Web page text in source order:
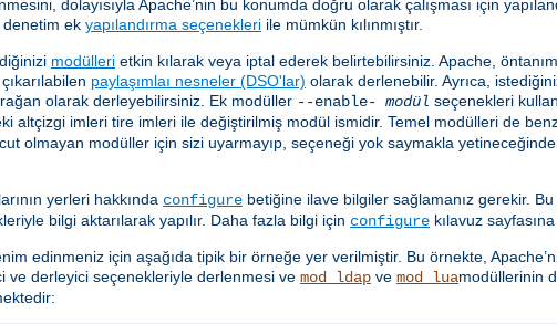
dolayısıyla Apache’nin bu konumda doğru olarak çalışması için
denetim ek yapılandırma seçenekleri ile mümkün kılınmıştır.
modülleri etkin kılarak veya iptal ederek belirtebilirsiniz. Apache,
paylaşımlaı nesneler (DSO'lar) olarak derlenebilir. Ayrıca,
olarak derleyebilirsiniz. Ek modüller --enable- modül seçenekleri
altçizgi imleri tire imleri ile değiştirilmiş modül ismidir. Temel modülleri de
olmayan modüller için sizi uyarmayıp, seçeneği yok saymakla
yerleri hakkında configure betiğine ilave bilgiler sağlamanız gerekir. Bu
bilgi aktarılarak yapılır. Daha fazla bilgi için configure kılavuz sayfasına
edinmeniz için aşağıda tipik bir örneğe yer verilmiştir. Bu örnekte,
ve derleyici seçenekleriyle derlenmesi ve mod_ldap ve mod_luamodüllerinin